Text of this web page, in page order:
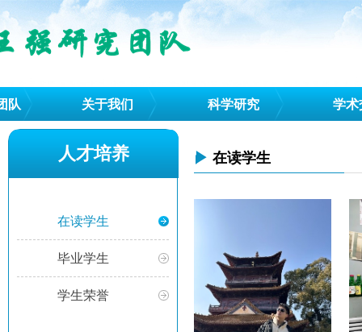
队 关于我们 科学研究 学术
▶ 在读学生
人才培养
在读学生
毕业学生
学生荣誉